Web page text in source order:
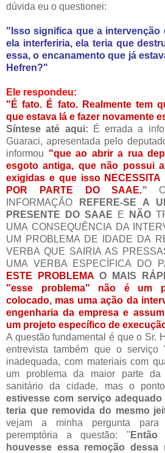
dúvida eu o questionei:
"Isso significa que a intervenção
ela interferiria, ela teria que
essa, o encanamento que já
Hefren?"
Ele respondeu:
"É fato. É fato. Realmente tem
que estava lá e fazer novamente
Síntese até aqui: É errada a
Guaraci, apresentada pelo
informou "que ao abrir a rua
esgoto antiga, que não possui
exigidas e que isso NECESSITA
POR PARTE DO SAAE."
INFORMAÇÃO
REFERE-SE A
PRESENTE DO SAAE E NÃO
UMA CONSEQUÊNCIA DA
UM PROBLEMA DE IDADE DA
VERBA QUE SAIRIA AS
UMA VERBA ESPECÍFICA DO
ESTE PROBLEMA O MAIS
"esse problema" não é um
colocado, mas uma ação da
engenharia da empresa e
um projeto específico de
A questão fundamental é que o Sr.
entrevista também que o serviço
inadequada, com materiais com
um problema da maior parte da
sanitário da cidade, mas o
estivesse com serviço
teria que removida do mesmo
vejam a minha pergunta para
peremptória a questão: "
houvesse essa remoção